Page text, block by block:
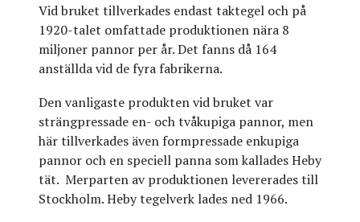
Vid bruket tillverkades endast taktegel och på
1920-talet omfattade produktionen nära 8
miljoner pannor per år. Det fanns då 164
anställda vid de fyra fabrikerna.
Den vanligaste produkten vid bruket var
strängpressade en- och tvåkupiga pannor, men
här tillverkades även formpressade enkupiga
pannor och en speciell panna som kallades Heby
tät. Merparten av produktionen levererades till
Stockholm. Heby tegelverk lades ned 1966.